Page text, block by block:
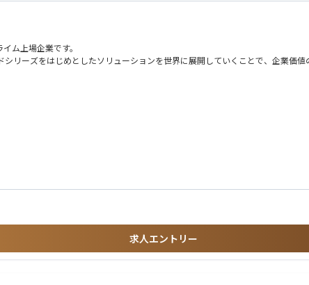
ム上場企業です。
リーズをはじめとしたソリューションを世界に展開していくことで、企業価値
あります
における大変さを経験されている方求人エントリー